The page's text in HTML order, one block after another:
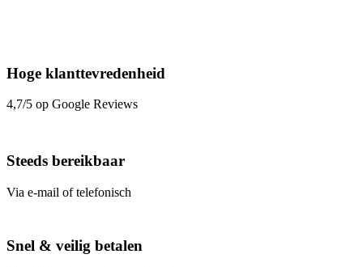
Hoge klanttevredenheid
4,7/5 op Google Reviews
Steeds bereikbaar
Via e-mail of telefonisch
Snel & veilig betalen